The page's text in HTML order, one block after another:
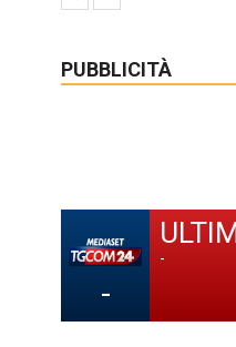
PUBBLICITÀ
-
-